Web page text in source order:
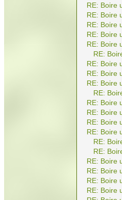
RE: Boire
RE: Boire
RE: Boire
RE: Boire
RE: Boire
RE:
RE: Boire
RE: Boire
RE: Boire
RE:
RE: Boire
RE: Boire
RE: Boire
RE: Boire
RE:
RE:
RE: Boire
RE: Boire
RE: Boire
RE: Boire